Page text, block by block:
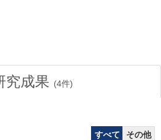
究成果 (4件)
すべて
その他